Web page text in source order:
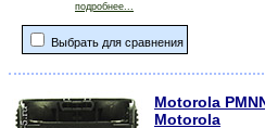
подробнее...
Выбрать для сравнения
Motorola
Motorola